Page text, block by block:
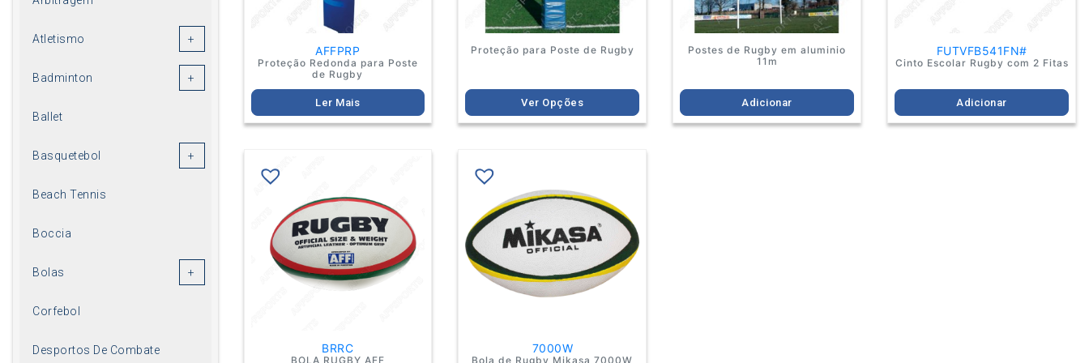
AFFPRP
Proteção Redonda para Poste
de Rugby
Ler Mais
Proteção para Poste de Rugby
Ver Opções
the
product
page
Postes de Rugby em aluminio
11m
Adicionar
FUTVFB541FN#
Cinto Escolar Rugby com 2 Fitas
Adicionar
BRRC
BOLA RUGBY AFF
7000W
Bola de Rugby Mikasa 7000W
Atletismo
Badminton
Ballet
Basquetebol
Beach Tennis
Boccia
Bolas
Corfebol
Desportos De Combate